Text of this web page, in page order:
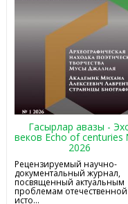
Гасырлар авазы -
веков Echo of
2026
Рецензируемый научно-
документальный журнал,
посвященный актуальным
проблемам отечественной
исто...